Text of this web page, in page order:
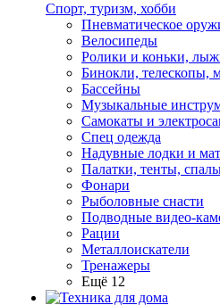
Спорт, туризм, хобби
Пневматическое
Велосипеды
Ролики и коньки,
Бинокли, телескопы,
Бассейны
Музыкальные
Самокаты и
Спец одежда
Надувные лодки и
Палатки, тенты,
Фонари
Рыболовные снасти
Подводные видео-
Рации
Металлоискатели
Тренажеры
Ещё 12